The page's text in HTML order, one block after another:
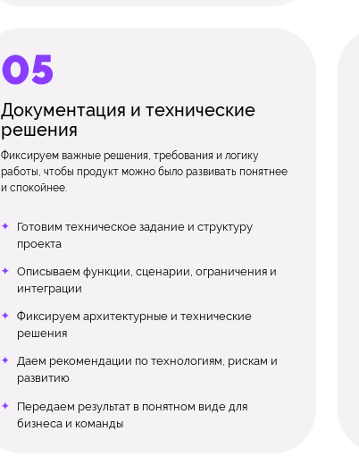
Документация и технические
решения
Фиксируем важные решения, требования и логику
работы, чтобы продукт можно было развивать понятнее
и спокойнее.
Готовим техническое задание и структуру
проекта
Описываем функции, сценарии, ограничения и
интеграции
Фиксируем архитектурные и технические
решения
Даем рекомендации по технологиям, рискам и
развитию
Передаем результат в понятном виде для
бизнеса и команды